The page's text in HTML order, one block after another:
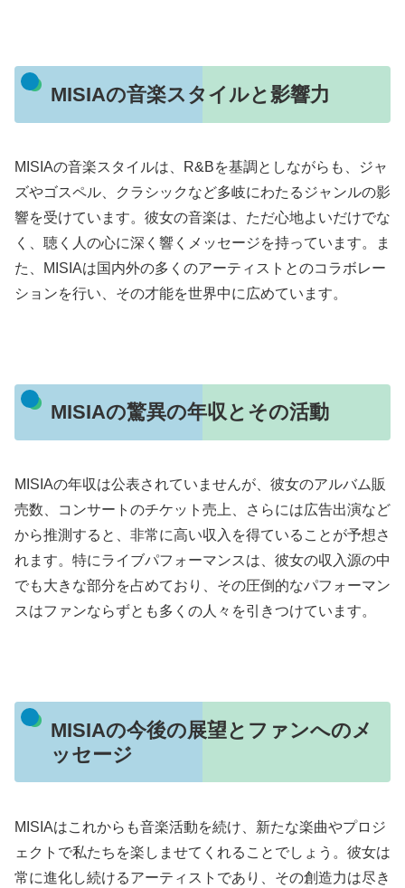
MISIAの音楽スタイルと影響力
MISIAの音楽スタイルは、R&Bを基調としながらも、ジャ
ズやゴスペル、クラシックなど多岐にわたるジャンルの影
響を受けています。彼女の音楽は、ただ心地よいだけでな
く、聴く人の心に深く響くメッセージを持っています。ま
た、MISIAは国内外の多くのアーティストとのコラボレー
ションを行い、その才能を世界中に広めています。
MISIAの驚異の年収とその活動
MISIAの年収は公表されていませんが、彼女のアルバム販
売数、コンサートのチケット売上、さらには広告出演など
から推測すると、非常に高い収入を得ていることが予想さ
れます。特にライブパフォーマンスは、彼女の収入源の中
でも大きな部分を占めており、その圧倒的なパフォーマン
スはファンならずとも多くの人々を引きつけています。
MISIAの今後の展望とファンへのメ
ッセージ
MISIAはこれからも音楽活動を続け、新たな楽曲やプロジ
ェクトで私たちを楽しませてくれることでしょう。彼女は
常に進化し続けるアーティストであり、その創造力は尽き